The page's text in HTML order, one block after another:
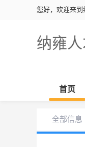
您好，欢迎来到
纳雍
首页
全部信息